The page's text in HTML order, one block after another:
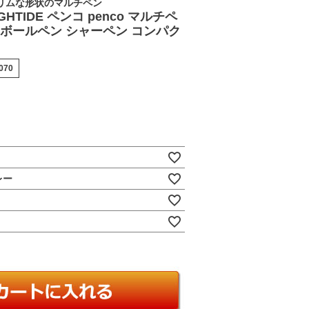
ムな形状のマルチペン
ペンコ penco マルチペ
ールペン シャーペン コンパク
ー